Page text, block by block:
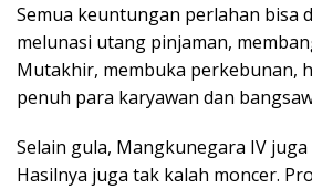
Semua keuntungan perlahan bisa
melunasi utang pinjaman,
Mutakhir, membuka perkebunan,
penuh para karyawan dan
Selain gula, Mangkunegara IV
Hasilnya juga tak kalah moncer.